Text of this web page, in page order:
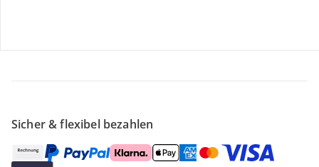
Sicher & flexibel bezahlen